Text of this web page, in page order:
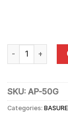
BASURERO PL
SKU: AP-50G
Categories: